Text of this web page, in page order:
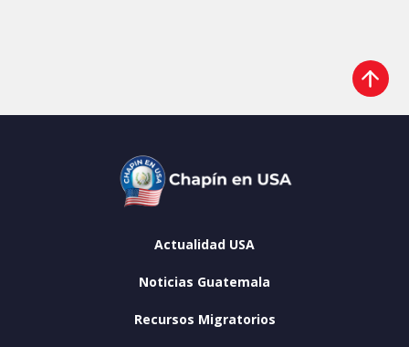
Actualidad USA
Noticias Guatemala
Recursos Migratorios